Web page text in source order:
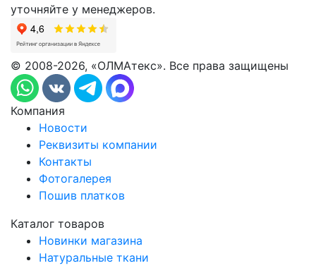
уточняйте у менеджеров.
© 2008-2026, «ОЛМАтекс». Все права защищены
Компания
Новости
Реквизиты компании
Контакты
Фотогалерея
Пошив платков
Каталог товаров
Новинки магазина
Натуральные ткани